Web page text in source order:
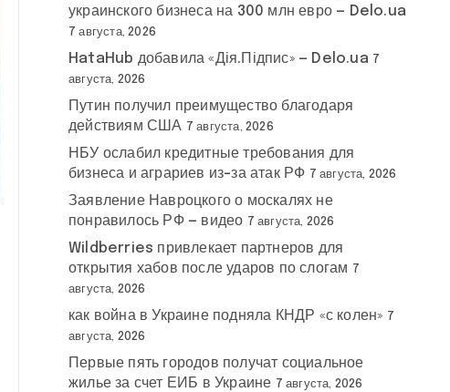
украинского бизнеса на 300 млн евро — Delo.ua
7 августа, 2026
HataHub добавила «Дія.Підпис» — Delo.ua 7
августа, 2026
Путин получил преимущество благодаря
действиям США 7 августа, 2026
НБУ ослабил кредитные требования для
бизнеса и аграриев из-за атак РФ 7 августа, 2026
Заявление Навроцкого о москалях не
понравилось РФ — видео 7 августа, 2026
Wildberries привлекает партнеров для
открытия хабов после ударов по слогам 7
августа, 2026
как война в Украине подняла КНДР «с колен» 7
августа, 2026
Первые пять городов получат социальное
жилье за счет ЕИБ в Украине 7 августа, 2026